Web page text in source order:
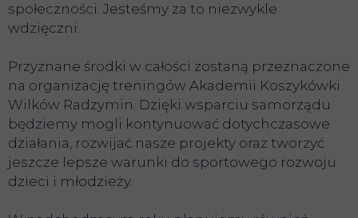
społeczności. Jesteśmy za to niezwykle
wdzięczni.
Przyznane środki w całości zostaną przeznaczone
na organizację treningów Akademii Koszykówki
Wilków Radzymin. Dzięki wsparciu samorządu
będziemy mogli kontynuować dotychczasowe
działania, rozwijać nasze projekty oraz tworzyć
jeszcze lepsze warunki do sportowego rozwoju
dzieci i młodzieży.